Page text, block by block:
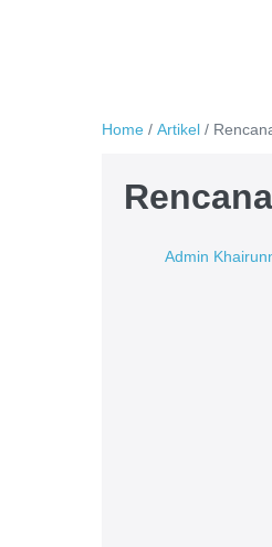
Home / Artikel /
Admin